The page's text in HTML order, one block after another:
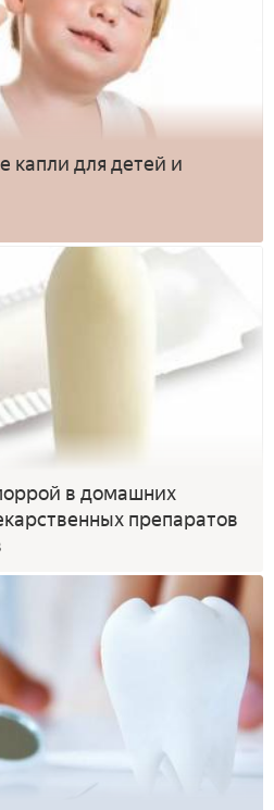
для детей и
в домашних
препаратов